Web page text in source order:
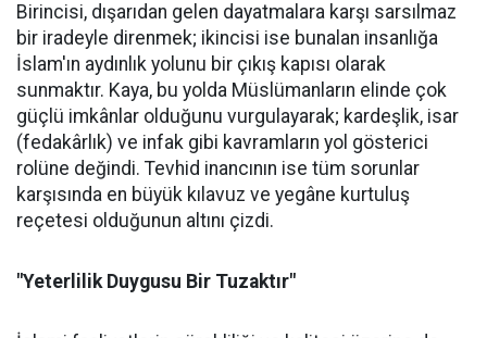
Birincisi, dışarıdan gelen dayatmalara karşı sarsılmaz
bir iradeyle direnmek; ikincisi ise bunalan insanlığa
İslam'ın aydınlık yolunu bir çıkış kapısı olarak
sunmaktır. Kaya, bu yolda Müslümanların elinde çok
güçlü imkânlar olduğunu vurgulayarak; kardeşlik, isar
(fedakârlık) ve infak gibi kavramların yol gösterici
rolüne değindi. Tevhid inancının ise tüm sorunlar
karşısında en büyük kılavuz ve yegâne kurtuluş
reçetesi olduğunun altını çizdi.
"Yeterlilik Duygusu Bir Tuzaktır"